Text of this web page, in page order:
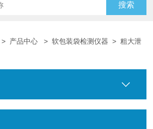
> 产品中心 >软包装袋检测仪器 >粗大泄